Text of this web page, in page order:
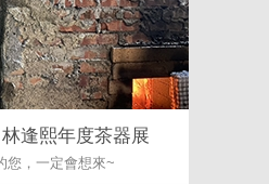
逢熙年度茶器展
您，一定會想來~